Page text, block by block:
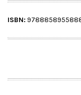
ISBN: